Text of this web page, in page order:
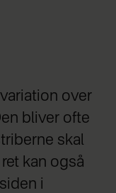
over
bliver ofte
skal
kan også
i